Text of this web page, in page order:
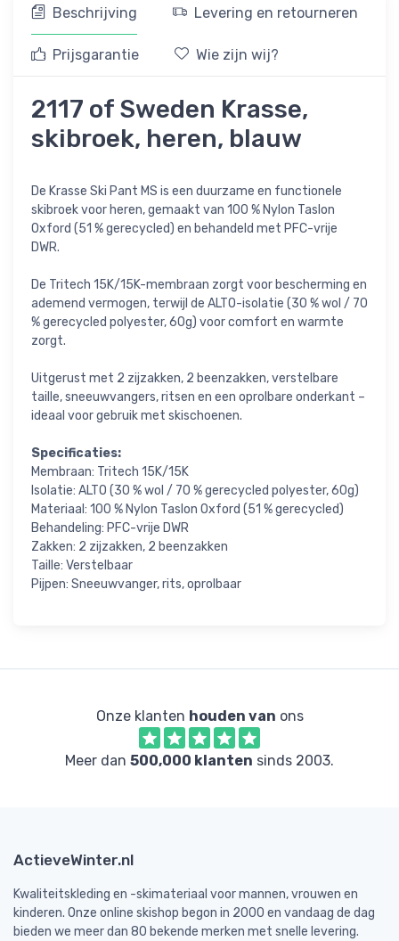
Beschrijving Levering en retourneren
Prijsgarantie Wie zijn wij?
2117 of Sweden Krasse,
skibroek, heren, blauw
De Krasse Ski Pant MS is een duurzame en functionele
skibroek voor heren, gemaakt van 100 % Nylon Taslon
Oxford (51 % gerecycled) en behandeld met PFC-vrije
DWR.
De Tritech 15K/15K-membraan zorgt voor bescherming en
ademend vermogen, terwijl de ALTO-isolatie (30 % wol / 70
% gerecycled polyester, 60g) voor comfort en warmte
zorgt.
Uitgerust met 2 zijzakken, 2 beenzakken, verstelbare
taille, sneeuwvangers, ritsen en een oprolbare onderkant –
ideaal voor gebruik met skischoenen.
Specificaties:
Membraan: Tritech 15K/15K
Isolatie: ALTO (30 % wol / 70 % gerecycled polyester, 60g)
Materiaal: 100 % Nylon Taslon Oxford (51 % gerecycled)
Behandeling: PFC-vrije DWR
Zakken: 2 zijzakken, 2 beenzakken
Taille: Verstelbaar
Pijpen: Sneeuwvanger, rits, oprolbaar
Onze klanten houden van ons
Meer dan 500,000 klanten sinds 2003.
ActieveWinter.nl
Kwaliteitskleding en -skimateriaal voor mannen, vrouwen en
kinderen. Onze online skishop begon in 2000 en vandaag de dag
bieden we meer dan 80 bekende merken met snelle levering.